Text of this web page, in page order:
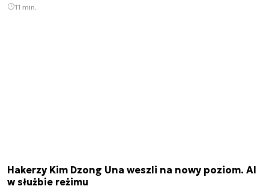
11 min.
Hakerzy Kim Dzong Una weszli na nowy poziom. AI
w służbie reżimu